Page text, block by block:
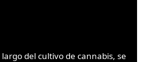
del cultivo de cannabis, se